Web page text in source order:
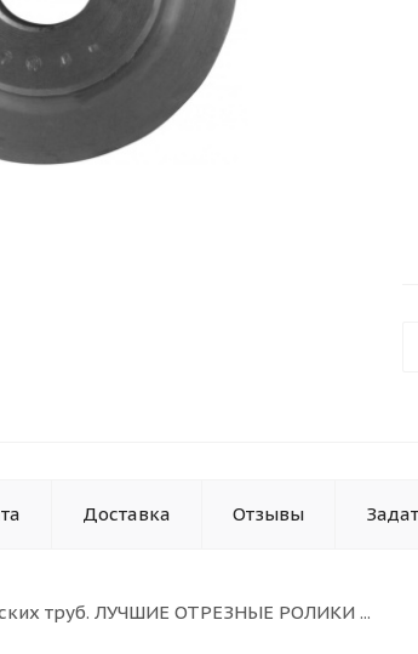
Доставка Отзывы
труб. ЛУЧШИЕ ОТРЕЗНЫЕ РОЛИКИ ...